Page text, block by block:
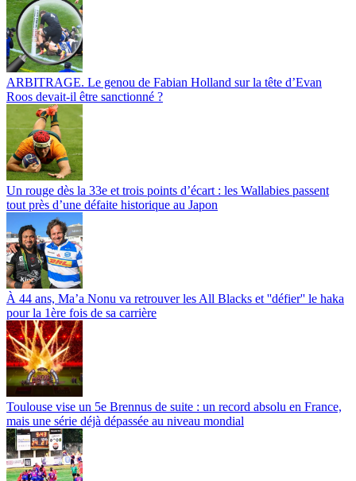
ARBITRAGE. Le genou de Fabian Holland sur la tête d’Evan
Roos devait-il être sanctionné ?
Un rouge dès la 33e et trois points d’écart : les Wallabies passent
tout près d’une défaite historique au Japon
À 44 ans, Ma’a Nonu va retrouver les All Blacks et ''défier'' le haka
pour la 1ère fois de sa carrière
Toulouse vise un 5e Brennus de suite : un record absolu en France,
mais une série déjà dépassée au niveau mondial